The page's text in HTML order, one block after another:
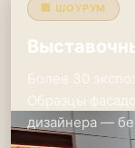
🏢 ШОУРУМ
Более 30
Образцы
дизайнера —